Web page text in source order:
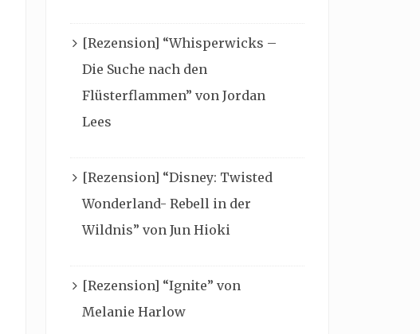
[Rezension] “Whisperwicks –
Die Suche nach den
Flüsterflammen” von Jordan
Lees
[Rezension] “Disney: Twisted
Wonderland- Rebell in der
Wildnis” von Jun Hioki
[Rezension] “Ignite” von
Melanie Harlow